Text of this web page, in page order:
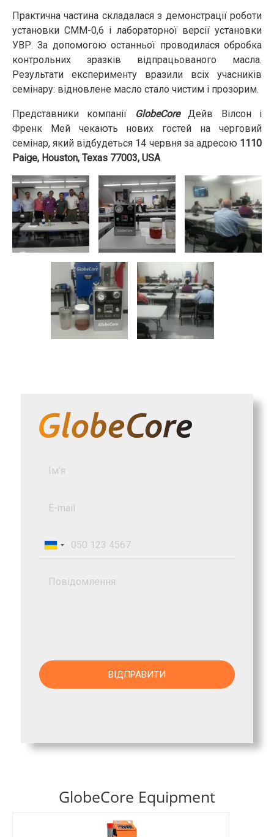
Практична частина складалася з демонстрації роботи
установки СММ-0,6 і лабораторної версії установки
УВР. За допомогою останньої проводилася обробка
контрольних зразків відпрацьованого масла.
Результати експерименту вразили всіх учасників
семінару: відновлене масло стало чистим і прозорим.
Представники компанії GlobeCoreДейв Вілсон і
Френк Мей чекають нових гостей на черговий
семінар, який відбудеться 14 червня за адресою 1110
Paige, Houston, Texas 77003, USA.
GlobeCore Equipment